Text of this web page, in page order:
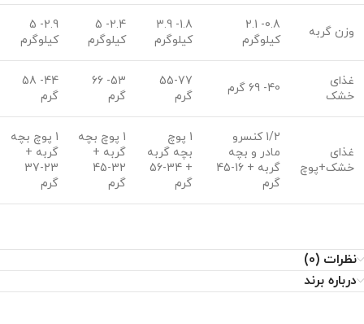
وزن گربه
0.8- 2.1
کیلوگرم
1.8- 3.9
کیلوگرم
2.4- 5
کیلوگرم
2.9- 5
کیلوگرم
غذای
خشک
40- 69 گرم
55-77
گرم
53- 66
گرم
44- 58
گرم
غذای
خشک+پوچ
1/2 کنسرو
مادر و بچه
گربه + 16-45
گرم
1 پوچ
بچه گربه
+ 34-56
گرم
1 پوچ بچه
گربه +
32-45
گرم
1 پوچ بچه
گربه +
23-37
گرم
نظرات (0)
درباره برند